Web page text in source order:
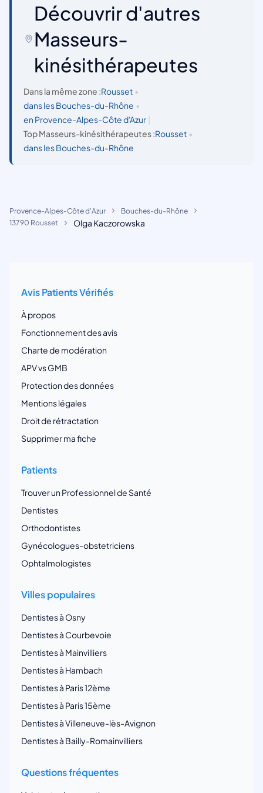
Découvrir d'autres
Masseurs-
kinésithérapeutes
Dans la même zone :Rousset •
dans les Bouches-du-Rhône •
en Provence-Alpes-Côte d'Azur
Top Masseurs-kinésithérapeutes :Rousset •
dans les Bouches-du-Rhône
Provence-Alpes-Côte d'Azur
Bouches-du-Rhône
13790 Rousset
Olga Kaczorowska
Avis Patients Vérifiés
À propos
Fonctionnement des avis
Charte de modération
APV vs GMB
Protection des données
Mentions légales
Droit de rétractation
Supprimer ma fiche
Patients
Trouver un Professionnel de Santé
Dentistes
Orthodontistes
Gynécologues-obstetriciens
Ophtalmologistes
Villes populaires
Dentistes à Osny
Dentistes à Courbevoie
Dentistes à Mainvilliers
Dentistes à Hambach
Dentistes à Paris 12ème
Dentistes à Paris 15ème
Dentistes à Villeneuve-lès-Avignon
Dentistes à Bailly-Romainvilliers
Questions fréquentes